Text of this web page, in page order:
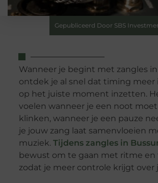
Gepubliceerd Door SBS
Wanneer je begint met zangles
ontdek je al snel dat timing meer
op het juiste moment inzetten.
voelen wanneer je een noot
klinken, wanneer je een pauze
je jouw zang laat samenvloeien
muziek. Tijdens zangles in
bewust om te gaan met ritme en
zodat je meer controle krijgt over